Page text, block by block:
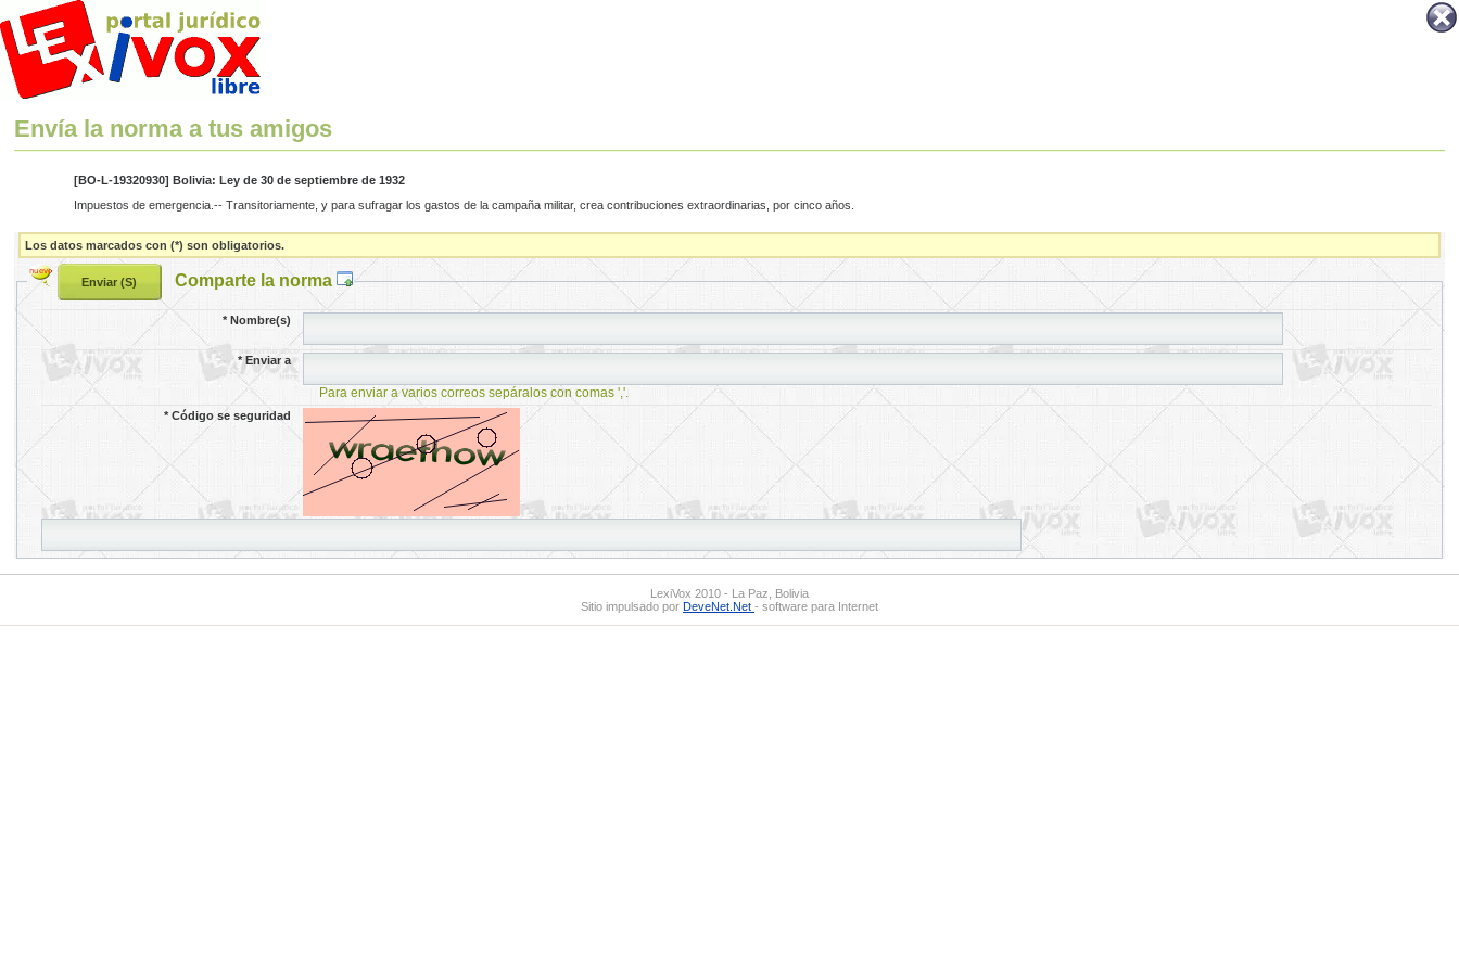
Envía la norma a tus amigos
[BO-L-19320930] Bolivia: Ley de 30 de septiembre de 1932
Impuestos de emergencia.-- Transitoriamente, y para sufragar los gastos de la campaña militar, crea contribuciones extraordinarias, por cinco años.
Los datos marcados con (*) son obligatorios.
Comparte la norma
*Nombre(s)
*Enviar a
Para enviar a varios correos sepáralos con comas ','.
*Código se seguridad
LexiVox 2010 - La Paz, Bolivia
Sitio impulsado por DeveNet.Net - software para Internet